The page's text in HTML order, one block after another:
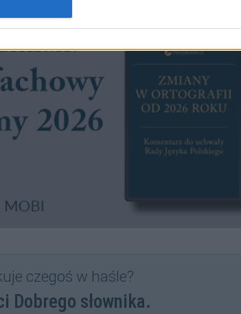
czegoś w haśle?
Dobrego słownika.